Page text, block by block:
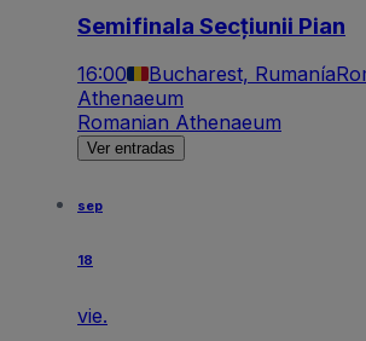
Semifinala Secțiunii Pian
16:00 Bucharest, Rumanía
Athenaeum
Romanian Athenaeum
Ver entradas
sep
18
vie.